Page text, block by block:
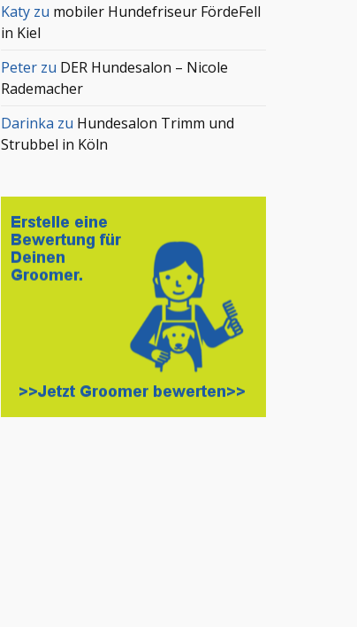
Katy zu mobiler Hundefriseur FördeFell
in Kiel
Peter zu DER Hundesalon – Nicole
Rademacher
Darinka zu Hundesalon Trimm und
Strubbel in Köln